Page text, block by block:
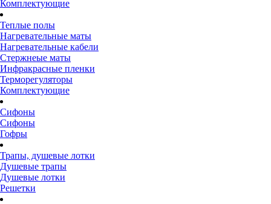
Комплектующие
Теплые полы
Нагревательные маты
Нагревательные кабели
Стержнеые маты
Инфракрасные пленки
Терморегуляторы
Комплектующие
Сифоны
Сифоны
Гофры
Трапы, душевые лотки
Душевые трапы
Душевые лотки
Решетки